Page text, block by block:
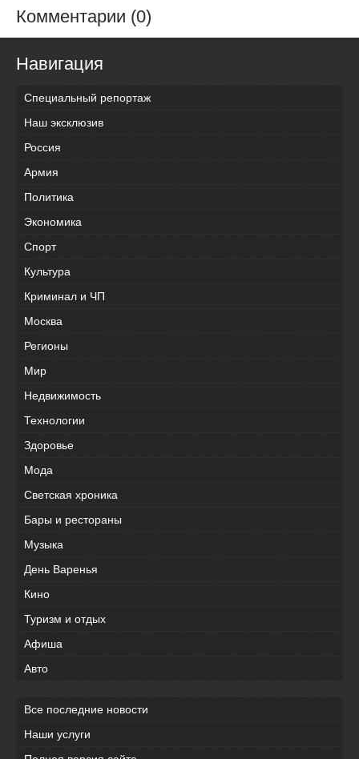
Комментарии (0)
Навигация
Специальный репортаж
Наш эксклюзив
Россия
Армия
Политика
Экономика
Спорт
Культура
Криминал и ЧП
Москва
Регионы
Мир
Недвижимость
Технологии
Здоровье
Мода
Светская хроника
Бары и рестораны
Музыка
День Варенья
Кино
Туризм и отдых
Афиша
Авто
Все последние новости
Наши услуги